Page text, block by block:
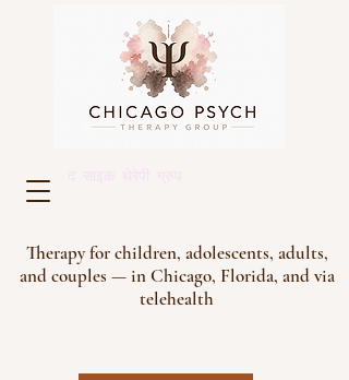
Therapy for children, adolescents, adults,
and couples — in Chicago, Florida, and via
telehealth